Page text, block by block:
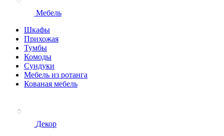
Мебель
Шкафы
Прихожая
Тумбы
Комоды
Сундуки
Мебель из ротанга
Кованая мебель
Декор